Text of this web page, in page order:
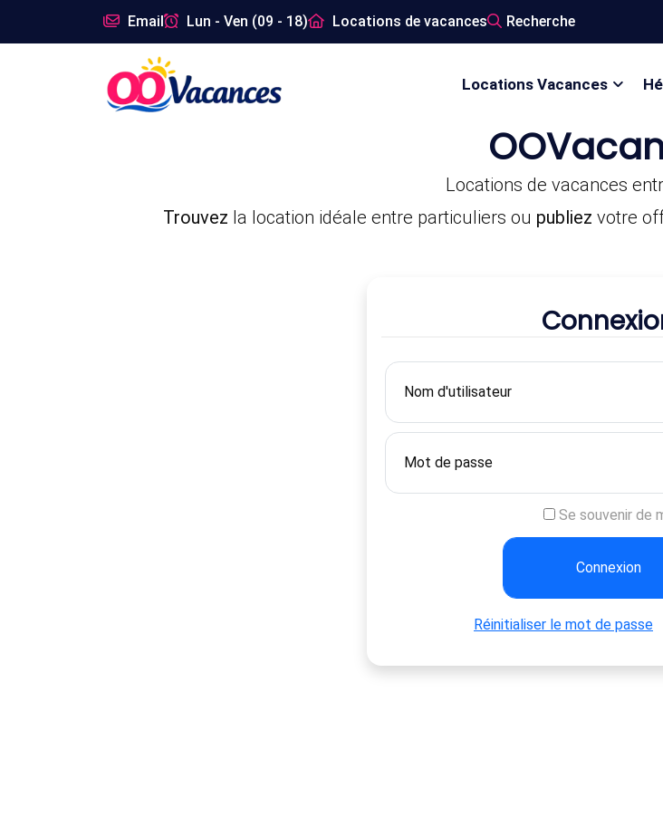
Email Lun - Ven (09 - 18) Locations de vacances Recherche
Locations Vacances
Locations de vacances
Trouvez la location idéale entre particuliers ou publiez votre
Se souvenir de
Réinitialiser le mot de passe